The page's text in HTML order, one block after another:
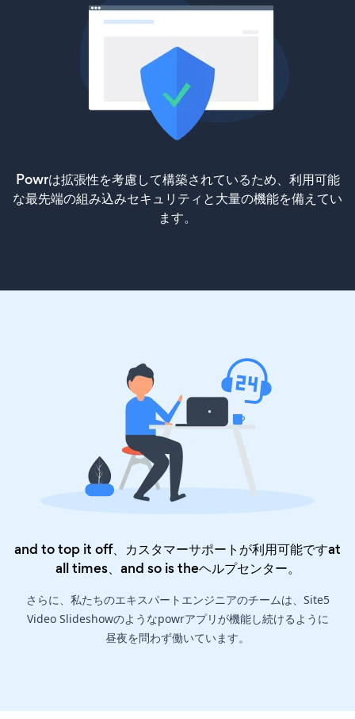
Powrは拡張性を考慮して構築されているため、利用可能
な最先端の組み込みセキュリティと大量の機能を備えてい
ます。
and to top it off、カスタマーサポートが利用可能ですat
all times、and so is theヘルプセンター。
さらに、私たちのエキスパートエンジニアのチームは、Site5
Video Slideshowのようなpowrアプリが機能し続けるように
昼夜を問わず働いています。